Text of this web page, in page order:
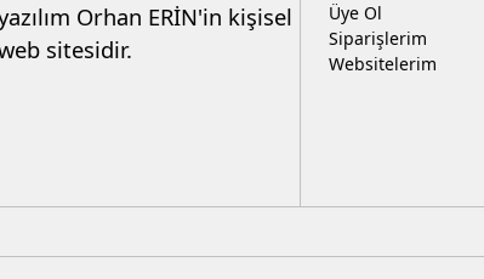
Orhan ERİN'in kişisel
sitesidir.
Üye Ol
Siparişlerim
Websitelerim